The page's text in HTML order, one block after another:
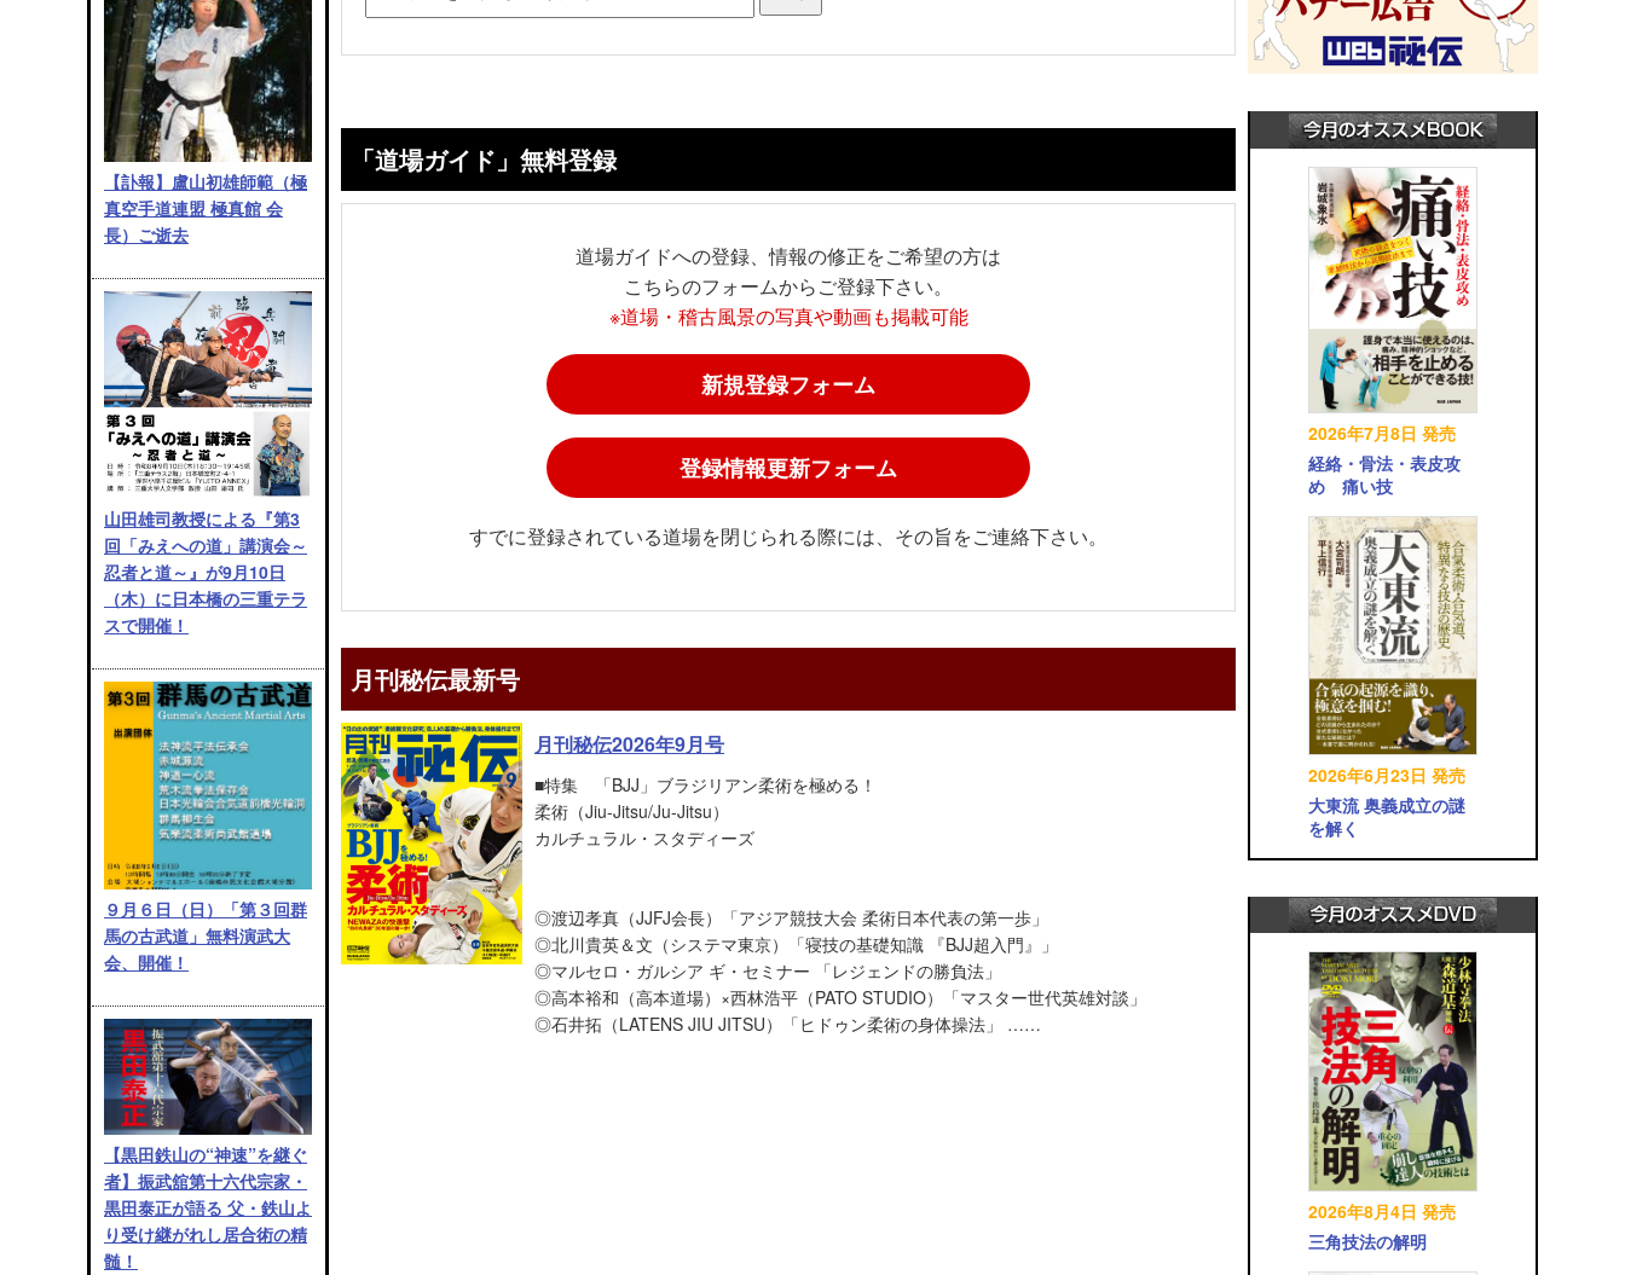
【訃報】盧山初雄師範（極
真空手道連盟 極真館 会
長）ご逝去
山田雄司教授による『第3
回「みえへの道」講演会～
忍者と道～』が9月10日
（木）に日本橋の三重テラ
スで開催！
９月６日（日）「第３回群
馬の古武道」無料演武大
会、開催！
【黒田鉄山の“神速”を継ぐ
者】振武舘第十六代宗家・
黒田泰正が語る 父・鉄山よ
り受け継がれし居合術の精
髄！
「道場ガイド」無料登録
道場ガイドへの登録、情報の修正をご希望の方は
こちらのフォームからご登録下さい。
※道場・稽古風景の写真や動画も掲載可能
新規登録フォーム
登録情報更新フォーム
すでに登録されている道場を閉じられる際には、その旨をご連絡下さい。
月刊秘伝最新号
月刊秘伝2026年9月号
■特集 「BJJ」ブラジリアン柔術を極める！
柔術（Jiu-Jitsu/Ju-Jitsu）
カルチュラル・スタディーズ
◎渡辺孝真（JJFJ会長）「アジア競技大会 柔術日本代表の第一歩」
◎北川貴英＆文（システマ東京）「寝技の基礎知識 『BJJ超入門』」
◎マルセロ・ガルシア ギ・セミナー 「レジェンドの勝負法」
◎高本裕和（高本道場）×西林浩平（PATO STUDIO）「マスター世代英雄対談」
◎石井拓（LATENS JIU JITSU）「ヒドゥン柔術の身体操法」 ……
2026年7月8日 発売
経絡・骨法・表皮攻
め 痛い技
2026年6月23日 発売
大東流 奥義成立の謎
を解く
2026年8月4日 発売
三角技法の解明